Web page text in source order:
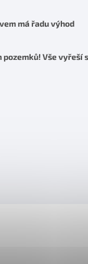
má řadu výhod
Vše vyřeší